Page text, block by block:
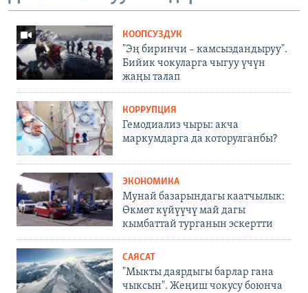
КООПСУЗДУК
"Эң биринчи – камсыздандыруу".
Бийик чокуларга чыгуу үчүн
жаңы талап
КОРРУПЦИЯ
Гемодиализ чыры: акча
маркумдарга да которулганбы?
ЭКОНОМИКА
Мунай базарындагы каатчылык:
Өкмөт күйүүчү май дагы
кымбаттай турганын эскертти
САЯСАТ
"Мыкты даярдыгы барлар гана
чыксын". Жеңиш чокусу боюнча